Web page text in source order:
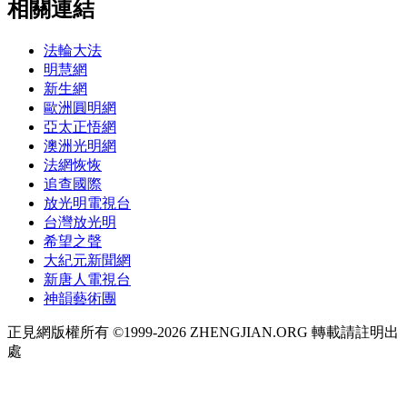
相關連結
法輪大法
明慧網
新生網
歐洲圓明網
亞太正悟網
澳洲光明網
法網恢恢
追查國際
放光明電視台
台灣放光明
希望之聲
大紀元新聞網
新唐人電視台
神韻藝術團
正見網版權所有 ©1999-2026 ZHENGJIAN.ORG 轉載請註明出
處